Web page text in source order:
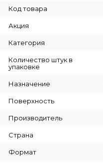
Код товара
Акция
Категория
Количество штук в
упаковке
Назначение
Поверхность
Производитель
Страна
Формат